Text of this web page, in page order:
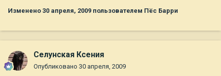
Изменено 30 апреля, 2009 пользователем Пёс Барри
Селунская Ксения
Опубликовано 30 апреля, 2009